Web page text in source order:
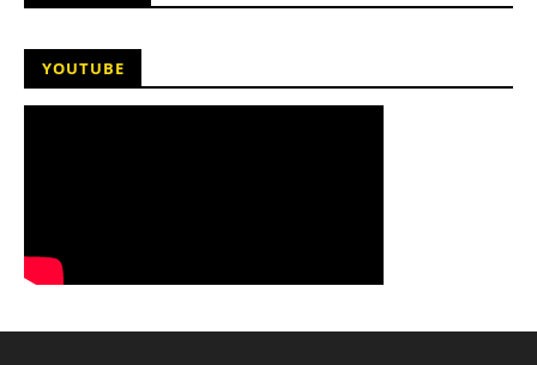
YOUTUBE